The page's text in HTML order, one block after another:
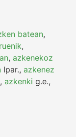
batean,
,
,azkenekoz
Ipar.,azkenez
,azkenki g.e.,